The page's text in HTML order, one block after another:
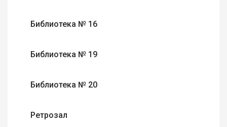
Библиотека № 16
Библиотека № 19
Библиотека № 20
Ретрозал